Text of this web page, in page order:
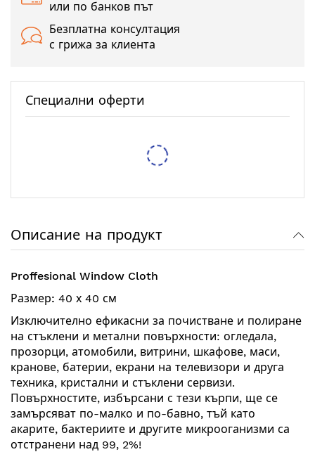
или по банков път
Безплатна консултация
с грижа за клиента
Специални оферти
10,99 лв. 6,14 €
7,67 €/15,00 лв. 9,71 €/18,99 лв.
Описание на продукт
Proffesional Window Cloth
Размер: 40 х 40 см
Изключително ефикасни за почистване и полиране
на стъклени и метални повърхности: огледала,
прозорци, атомобили, витрини, шкафове, маси,
кранове, батерии, екрани на телевизори и друга
техника, кристални и стъклени сервизи.
Повърхностите, избърсани с тези кърпи, ще се
замърсяват по-малко и по-бавно, тъй като
акарите, бактериите и другите микрооганизми са
отстранени над 99, 2%!